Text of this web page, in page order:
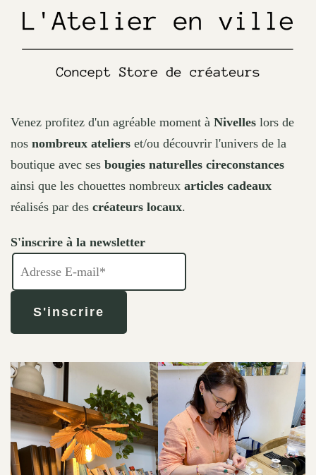
product
page
Venez profitez d'un agréable moment à Nivelles lors de
nos nombreux ateliers et/ou découvrir l'univers de la
boutique avec ses bougies naturelles cireconstances
ainsi que les chouettes nombreux articles cadeaux
réalisés par des créateurs locaux.
S'inscrire à la newsletter